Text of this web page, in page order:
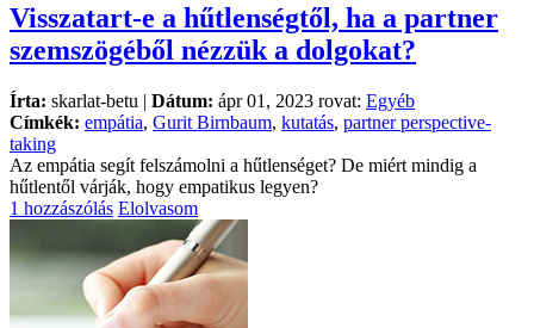
Visszatart-e a hűtlenségtől, ha a partner
szemszögéből nézzük a dolgokat?
Írta: skarlat-betu | Dátum: ápr 01, 2023 rovat: Egyéb
Címkék: empátia, Gurit Birnbaum, kutatás, partner perspective-
taking
Az empátia segít felszámolni a hűtlenséget? De miért mindig a
hűtlentől várják, hogy empatikus legyen?
1 hozzászólás Elolvasom